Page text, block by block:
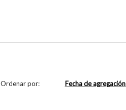
Ordenar por: Fecha de agregación